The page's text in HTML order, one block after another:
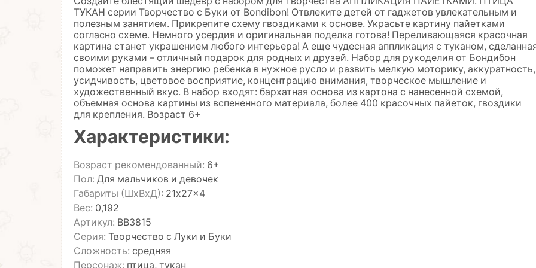
ТУКАН серии Творчество с Буки от Bondibon! Отвлеките детей от гаджетов увлекательным и
полезным занятием. Прикрепите схему гвоздиками к основе. Украсьте картину пайетками
согласно схеме. Немного усердия и оригинальная поделка готова! Переливающаяся красочная
картина станет украшением любого интерьера! А еще чудесная аппликация с туканом,
своими руками – отличный подарок для родных и друзей. Набор для рукоделия от Бондибон
поможет направить энергию ребенка в нужное русло и развить мелкую моторику, аккуратность,
усидчивость, цветовое восприятие, концентрацию внимания, творческое мышление и
художественный вкус. В набор входят: бархатная основа из картона с нанесенной схемой,
объемная основа картины из вспененного материала, более 400 красочных пайеток, гвоздики
для крепления. Возраст 6+
Характеристики:
Возраст рекомендованный: 6+
Пол: Для мальчиков и девочек
Габариты (ШхВхД): 21x27x4
Вес: 0,192
Артикул: ВВ3815
Серия: Творчество с Луки и Буки
Сложность: средняя
Персонаж: птица, тукан